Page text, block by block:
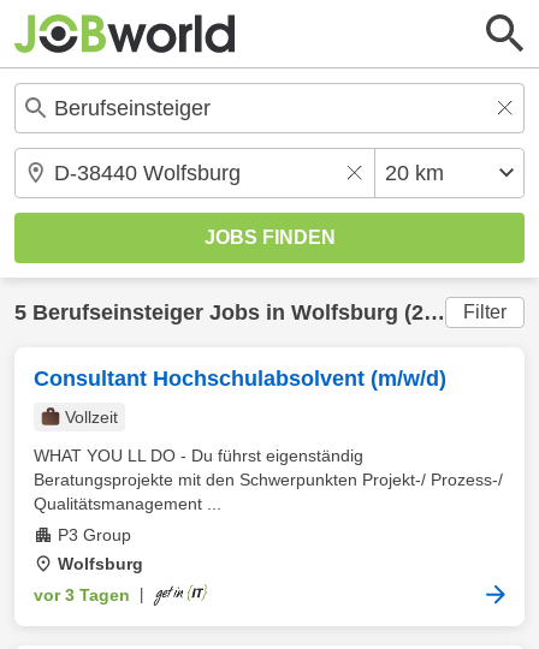
5 Berufseinsteiger Jobs in Wolfsburg (20 km) gefunden Filter
Consultant Hochschulabsolvent (m/w/d)
Vollzeit
WHAT YOU LL DO - Du führst eigenständig
Beratungsprojekte mit den Schwerpunkten Projekt-/ Prozess-/
Qualitätsmanagement ...
P3 Group
Wolfsburg
vor 3 Tagen